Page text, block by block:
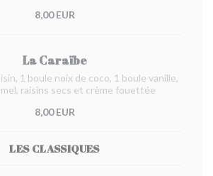
8,00 EUR
La Caraïbe
1 boule noix de coco, 1 boule vanille,
raisins secs et crème fouettée
8,00 EUR
LES CLASSIQUES